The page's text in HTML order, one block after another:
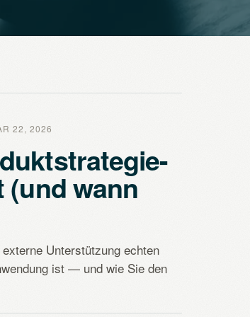
22, 2026
(und wann
Unterstützung echten
ist — und wie Sie den